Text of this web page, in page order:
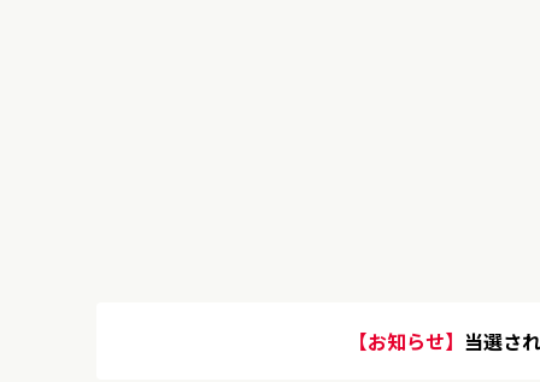
【お知らせ】 当選さ